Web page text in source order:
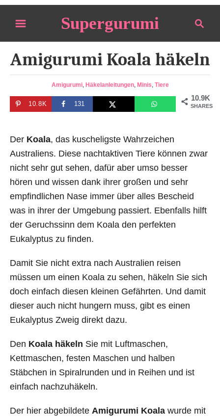
i
a
r
Supergurumi
Amigurumi Koala häkeln
C
a
i
e
Amigurumi, Häkelanleitungen, Minis, Tiere
10.9K
SHARES
10.8K 131
Der Koala, das kuscheligste Wahrzeichen
Australiens. Diese nachtaktiven Tiere können zwar
nicht sehr gut sehen, dafür aber umso besser
hören und wissen dank ihrer großen und sehr
empfindlichen Nase immer über alles Bescheid
was in ihrer der Umgebung passiert. Ebenfalls hilft
der Geruchssinn dem Koala den perfekten
Eukalyptus zu finden.
Damit Sie nicht extra nach Australien reisen
müssen um einen Koala zu sehen, häkeln Sie sich
doch einfach diesen kleinen Gefährten. Und damit
dieser auch nicht hungern muss, gibt es einen
Eukalyptus Zweig direkt dazu.
Den Koala häkeln Sie mit Luftmaschen,
Kettmaschen, festen Maschen und halben
Stäbchen in Spiralrunden und in Reihen und ist
einfach nachzuhäkeln.
Der hier abgebildete Amigurumi Koala wurde mit